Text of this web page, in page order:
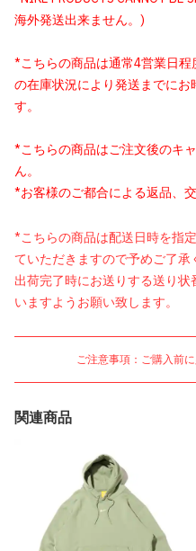
海外発送出来ません。)
*こちらの商品は通常4営業日
の在庫状況により発送までにお
す。
*こちらの商品はご注文後のキ
ん。
*お客様のご都合による返品、
*こちらの商品は配送日時を指
ていただきますので予めご了
出荷完了時にお送りする送り
いますようお願い致します。
ご注意事項：ご購入前
関連商品